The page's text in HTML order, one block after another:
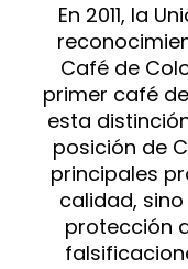
En 2011, la
Café de
primer café
esta
posición de
principales
calidad,
protección